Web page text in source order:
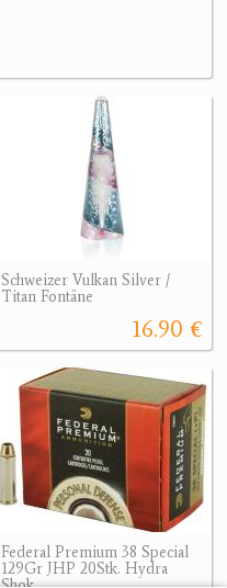
Schweizer Vulkan Silver /
Titan Fontäne
16.90 €
Federal Premium 38 Special
129Gr JHP 20Stk. Hydra